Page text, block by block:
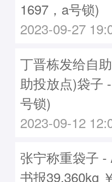
1697，a号锁)
2023-09-27
丁晋栋发给自
助投放点)袋子
号锁)
2023-09-12
张宁称重袋子 -
书报39.360kg